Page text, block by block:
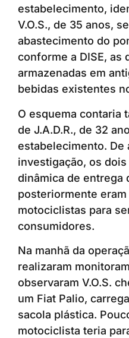
estabelecimento,
V.O.S., de 35 anos,
abastecimento do
conforme a DISE, as
armazenadas em
bebidas existentes
O esquema contaria
de J.A.D.R., de 32
estabelecimento. De
investigação, os
dinâmica de entrega
posteriormente
motociclistas para
consumidores.
Na manhã da
realizaram
observaram V.O.S.
um Fiat Palio,
sacola plástica.
motociclista teria